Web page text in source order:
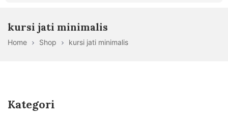
Furniture
Jati
kursi jati minimalis
Home Shop kursi jati minimalis
Kategori